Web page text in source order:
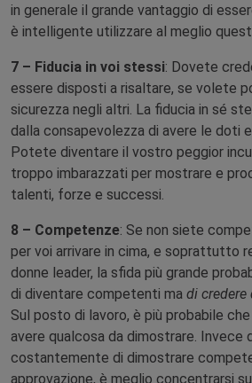
in generale il grande vantaggio di
è intelligente utilizzare al meglio
7 – Fiducia in voi stessi: Dovete
essere disposti a risaltare, se volete
sicurezza negli altri. La fiducia in sé
dalla consapevolezza di avere le doti
Potete diventare il vostro peggior
troppo imbarazzati per mostrare e
talenti, forze e successi.
8 – Competenze: Se non siete
per voi arrivare in cima, e soprattutto
donne leader, la sfida più grande
di diventare competenti ma di credere
Sul posto di lavoro, è più probabile
avere qualcosa da dimostrare. Invece
costantemente di dimostrare
approvazione, è meglio concentrarsi